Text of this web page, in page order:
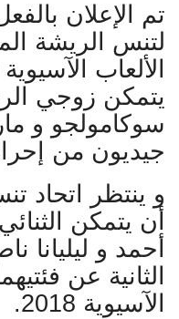
تم الإعلان
لتنس الريشة
يتمكن زوجي
سوكامولجو و
جيديون من
و ينتظر اتحاد
أن يتمكن
أحمد و ليليانا
الثانية عن
الآسيوية 2018.